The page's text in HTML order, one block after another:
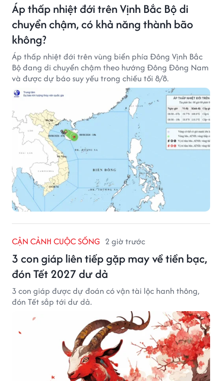
Áp thấp nhiệt đới trên Vịnh Bắc Bộ di
chuyển chậm, có khả năng thành bão
không?
Áp thấp nhiệt đới trên vùng biển phía Đông Vịnh Bắc
Bộ đang di chuyển chậm theo hướng Đông Đông Nam
và được dự báo suy yếu trong chiều tối 8/8.
CẬN CẢNH CUỘC SỐNG 2 giờ trước
3 con giáp liên tiếp gặp may về tiền bạc,
đón Tết 2027 dư dả
3 con giáp được dự đoán có vận tài lộc hanh thông,
đón Tết sắp tới dư dả.